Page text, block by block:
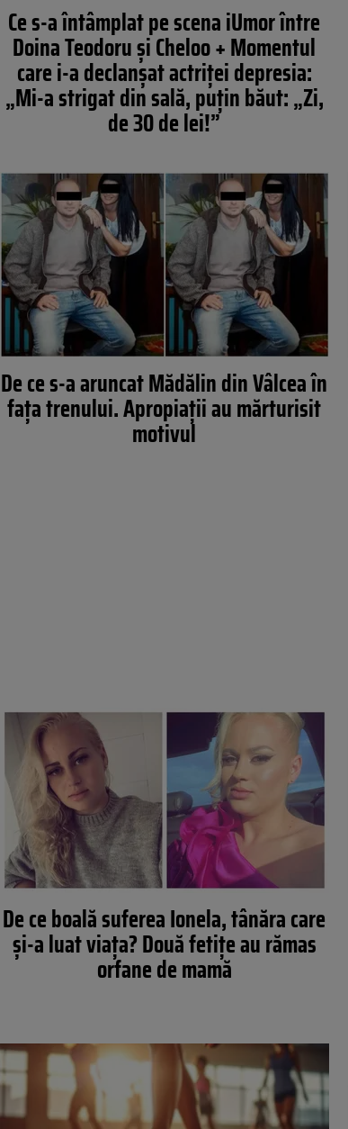
Ce s-a întâmplat pe scena iUmor între
Doina Teodoru și Cheloo + Momentul
care i-a declanșat actriței depresia:
„Mi-a strigat din sală, puțin băut: „Zi,
de 30 de lei!”
De ce s-a aruncat Mădălin din Vâlcea în
fața trenului. Apropiații au mărturisit
motivul
De ce boală suferea Ionela, tânăra care
și-a luat viața? Două fetițe au rămas
orfane de mamă